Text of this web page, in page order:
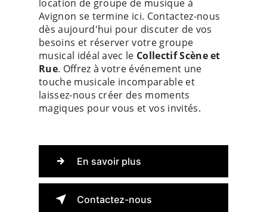
location de groupe de musique à
Avignon se termine ici. Contactez-nous
dès aujourd'hui pour discuter de vos
besoins et réserver votre groupe
musical idéal avec le Collectif Scène et
Rue. Offrez à votre événement une
touche musicale incomparable et
laissez-nous créer des moments
magiques pour vous et vos invités.
En savoir plus
Contactez-nous